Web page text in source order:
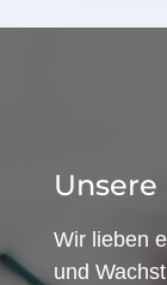
Wir lieben
und